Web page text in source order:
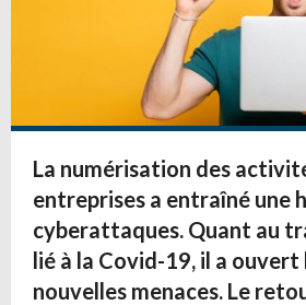
La numérisation des
entreprises a entraîné une
cyberattaques. Quant au
lié à la Covid-19, il a
nouvelles menaces. Le